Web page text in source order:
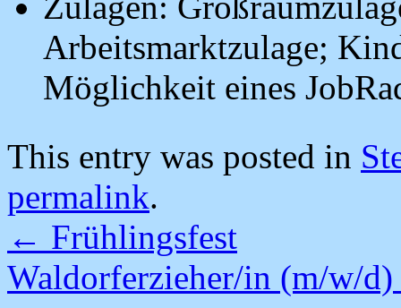
Arbeitsmarktzulage;
Möglichkeit eines
This entry was posted in
permalink.
← Frühlingsfest
Waldorferzieher/in (m/w/d)